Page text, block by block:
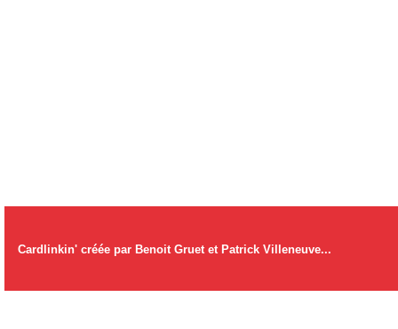
Cardlinkin' créée par Benoit Gruet et Patrick Villeneuve...